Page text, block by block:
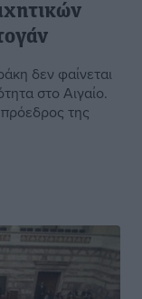
δεν φαίνεται
στο Αιγαίο.
της